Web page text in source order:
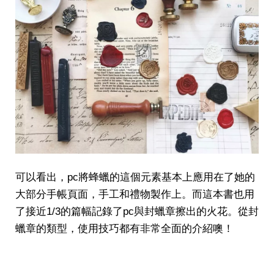
可以看出，pc將蜂蠟的這個元素基本上應用在了她的
大部分手帳頁面，手工和禮物製作上。而這本書也用
了接近1/3的篇幅記錄了pc與封蠟章擦出的火花。從封
蠟章的類型，使用技巧都有非常全面的介紹噢！